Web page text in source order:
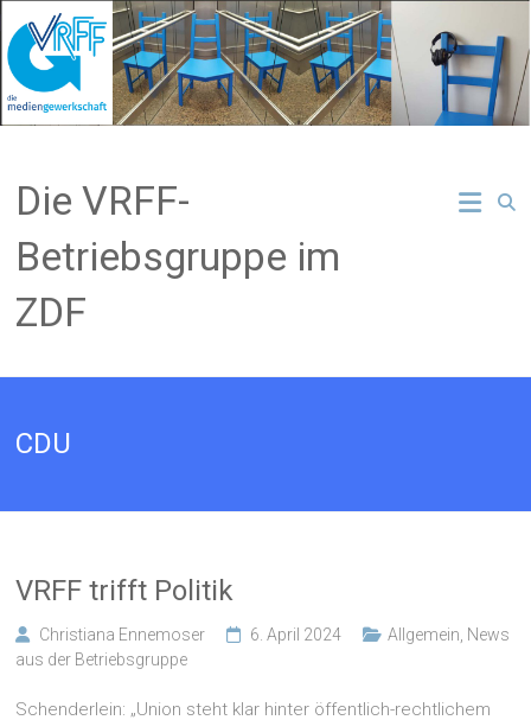
Inhalt
springen
Die VRFF-
Betriebsgruppe im
ZDF
CDU
VRFF trifft Politik
Christiana Ennemoser 6. April 2024 Allgemein News
aus der Betriebsgruppe
Schenderlein: „Union steht klar hinter öffentlich-rechtlichem